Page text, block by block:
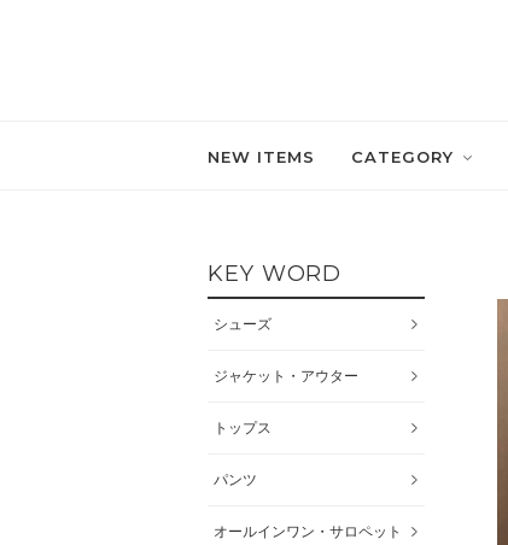
NEW ITEMS CATEGORY
KEY WORD
シューズ
ジャケット・アウター
トップス
パンツ
オールインワン・サロペット